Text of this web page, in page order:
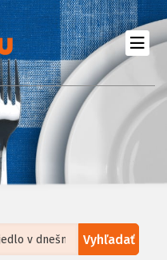
Vyhľadať
ofHumanitarian OpenStreetMap